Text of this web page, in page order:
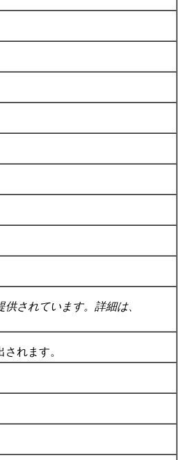
されています。詳細は、
されます。